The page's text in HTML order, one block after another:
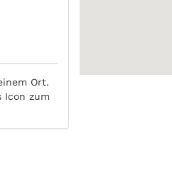
Ort.
Icon zum